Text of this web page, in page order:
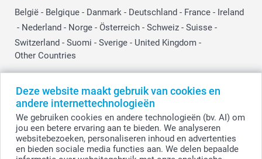
Deze website maakt gebruik van cookies en
andere internettechnologieën
We gebruiken cookies en andere technologieën (bv. AI) om
jou een betere ervaring aan te bieden. We analyseren
websitebezoeken, personaliseren inhoud en advertenties
en bieden sociale media functies aan. We delen bepaalde
België - Belgique - Danmark - Deutschland - France - Ireland
- Nederland - Norge - Österreich - Schweiz - Suisse -
Switzerland - Suomi - Sverige - United Kingdom -
Other Countries
© smartphoto group. Alle rechten voorbehouden.Disclaimer
Alle prijzen zijn in EURO (€) inclusief BTW en exclusief verzendkosten.